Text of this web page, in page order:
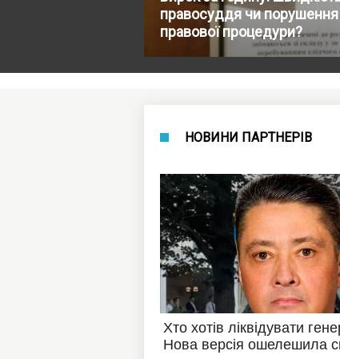
правосуддя чи порушення
правової процедури?
НОВИНИ ПАРТНЕРІВ